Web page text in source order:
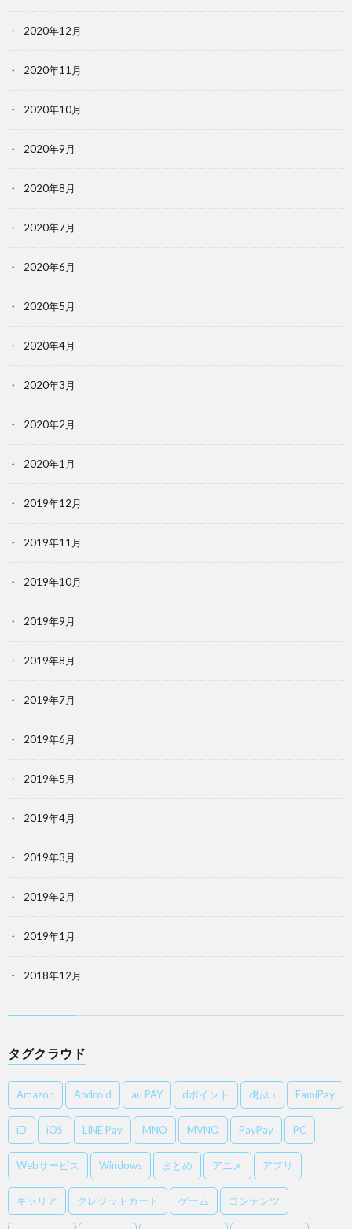
2020年12月
2020年11月
2020年10月
2020年9月
2020年8月
2020年7月
2020年6月
2020年5月
2020年4月
2020年3月
2020年2月
2020年1月
2019年12月
2019年11月
2019年10月
2019年9月
2019年8月
2019年7月
2019年6月
2019年5月
2019年4月
2019年3月
2019年2月
2019年1月
2018年12月
タグクラウド
Amazon Android au PAY dポイント d払い FamiPay
iD iOS LINE Pay MNO MVNO PayPay PC
Webサービス Windows まとめ アニメ アプリ
キャリア クレジットカード ゲーム コンテンツ